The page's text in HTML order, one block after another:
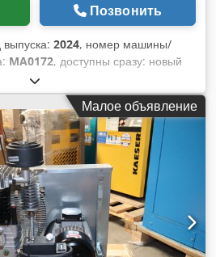
Позвонить
выпуска: 2024, номер машины/
MA0172, доступны сразу: новый
EPC 630-250 St - 10 бар
окрашенным контейнером 250
2 цилиндра максимальное
мощность: 3,0 кВт
410 л/мин. Объемный расход
звука: 75 дБ(А) Выход
длина х ширина х высота:
150 кг Удобный лизинг возможен
Посетите наш магазин. У нас
выбор новых и б/у
Малое объявление